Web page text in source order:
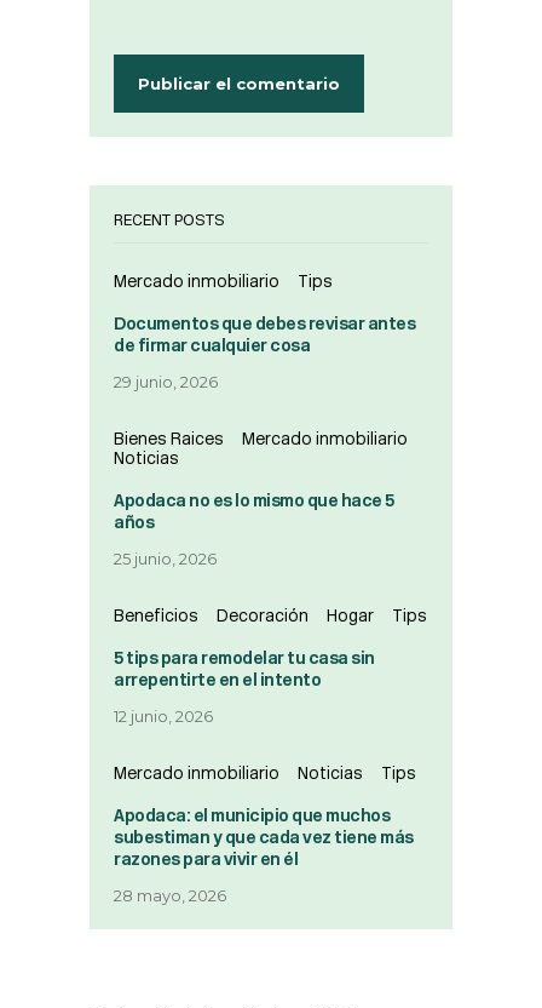
RECENT POSTS
Mercado inmobiliario Tips
Documentos que debes revisar antes
de firmar cualquier cosa
29 junio, 2026
Bienes Raices
Mercado inmobiliario
Noticias
Apodaca no es lo mismo que hace 5
años
25 junio, 2026
Beneficios Decoración Hogar Tips
5 tips para remodelar tu casa sin
arrepentirte en el intento
12 junio, 2026
Mercado inmobiliario Noticias Tips
Apodaca: el municipio que muchos
subestiman y que cada vez tiene más
razones para vivir en él
28 mayo, 2026